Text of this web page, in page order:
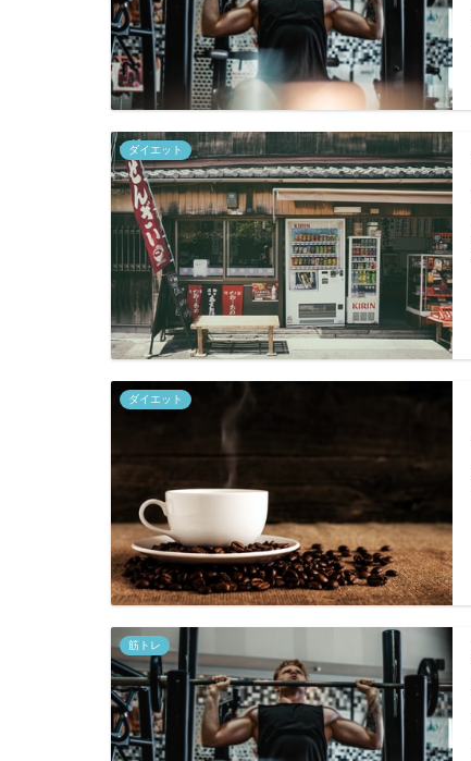
ダイエット
ダイエット
筋トレ